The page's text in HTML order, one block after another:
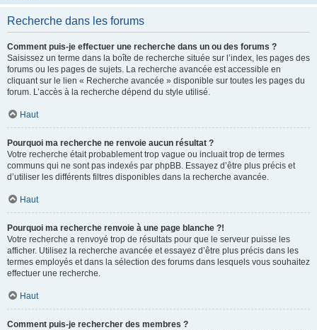
Recherche dans les forums
Comment puis-je effectuer une recherche dans un ou des forums ?
Saisissez un terme dans la boîte de recherche située sur l’index, les pages des
forums ou les pages de sujets. La recherche avancée est accessible en
cliquant sur le lien « Recherche avancée » disponible sur toutes les pages du
forum. L’accès à la recherche dépend du style utilisé.
Haut
Pourquoi ma recherche ne renvoie aucun résultat ?
Votre recherche était probablement trop vague ou incluait trop de termes
communs qui ne sont pas indexés par phpBB. Essayez d’être plus précis et
d’utiliser les différents filtres disponibles dans la recherche avancée.
Haut
Pourquoi ma recherche renvoie à une page blanche ?!
Votre recherche a renvoyé trop de résultats pour que le serveur puisse les
afficher. Utilisez la recherche avancée et essayez d’être plus précis dans les
termes employés et dans la sélection des forums dans lesquels vous souhaitez
effectuer une recherche.
Haut
Comment puis-je rechercher des membres ?